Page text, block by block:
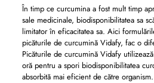
În timp ce curcumina a fost mult timp
sale medicinale, biodisponibilitatea sa
limitator în eficacitatea sa. Aici
picăturile de curcumină Vidafy, fac o
Picăturile de curcumină Vidafy
oră pentru a spori biodisponibilitatea
absorbită mai eficient de către organism.